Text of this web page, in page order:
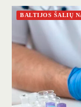
BALTIJOS ŠALIŲ